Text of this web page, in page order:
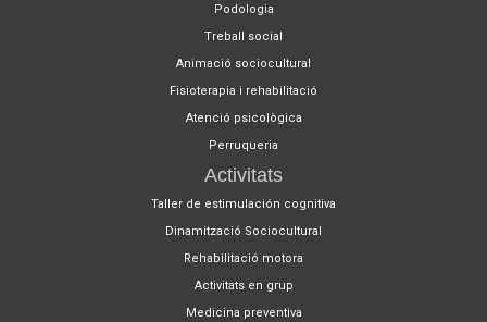
Podologia
Treball social
Animació sociocultural
Fisioterapia i rehabilitació
Atenció psicològica
Perruqueria
Activitats
Taller de estimulación cognitiva
Dinamització Sociocultural
Rehabilitació motora
Activitats en grup
Medicina preventiva